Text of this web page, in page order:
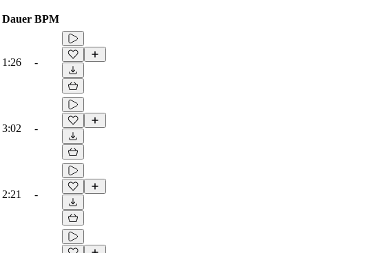
Dauer BPM
1:26 -
3:02 -
2:21 -